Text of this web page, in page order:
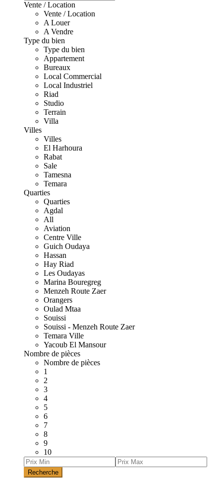
Vente / Location
Vente / Location
A Louer
A Vendre
Type du bien
Type du bien
Appartement
Bureaux
Local Commercial
Local Industriel
Riad
Studio
Terrain
Villa
Villes
Villes
El Harhoura
Rabat
Sale
Tamesna
Temara
Quarties
Quarties
Agdal
All
Aviation
Centre Ville
Guich Oudaya
Hassan
Hay Riad
Les Oudayas
Marina Bouregreg
Menzeh Route Zaer
Orangers
Oulad Mtaa
Souissi
Souissi - Menzeh Route Zaer
Temara Ville
Yacoub El Mansour
Nombre de pièces
Nombre de pièces
1
2
3
4
5
6
7
8
9
10
Recherche